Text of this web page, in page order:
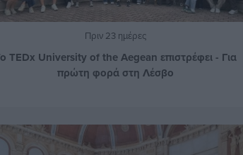
Πριν 23 ημέρες
TEDx University of the Aegean επιστρέφει - Για
πρώτη φορά στη Λέσβο